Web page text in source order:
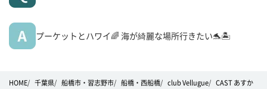
プーケットとハワイ🌈 海が綺麗な場所行きたい🐬🏝
HOME 千葉県 船橋市・習志野市 船橋・西船橋 club Vellugue CAST あすか